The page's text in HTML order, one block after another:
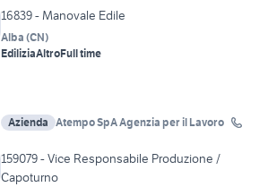
16839 - Manovale Edile
Alba (CN)
EdiliziaAltroFull time
Azienda Atempo SpA Agenzia per il Lavoro
159079 - Vice Responsabile Produzione /
Capoturno